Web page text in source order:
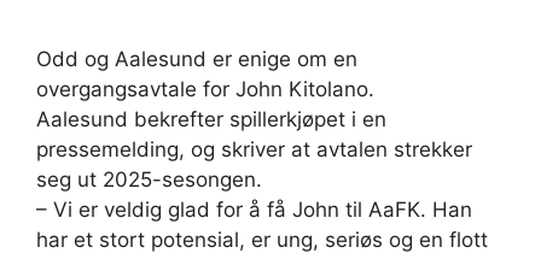
Odd og Aalesund er enige om en
overgangsavtale for John Kitolano.
Aalesund bekrefter spillerkjøpet i en
pressemelding, og skriver at avtalen strekker
seg ut 2025-sesongen.
– Vi er veldig glad for å få John til AaFK. Han
har et stort potensial, er ung, seriøs og en flott